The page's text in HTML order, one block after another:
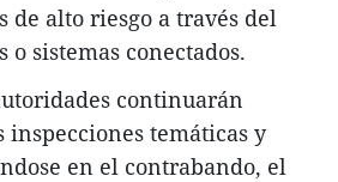
de alto riesgo a través del
o sistemas conectados.
continuarán
temáticas y
en el contrabando, el